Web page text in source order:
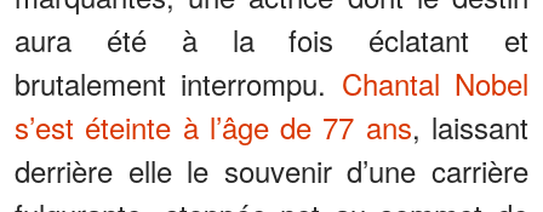
aura été à la fois éclatant et
brutalement interrompu. Chantal Nobel
s’est éteinte à l’âge de 77 ans, laissant
derrière elle le souvenir d’une carrière